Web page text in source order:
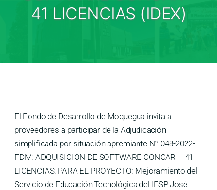
Procesos
41 LICENCIAS (IDEX)
El Fondo de Desarrollo de Moquegua invita a
proveedores a participar de la Adjudicación
simplificada por situación apremiante Nº 048-2022-
FDM: ADQUISICIÓN DE SOFTWARE CONCAR – 41
LICENCIAS, PARA EL PROYECTO: Mejoramiento del
Servicio de Educación Tecnológica del IESP José